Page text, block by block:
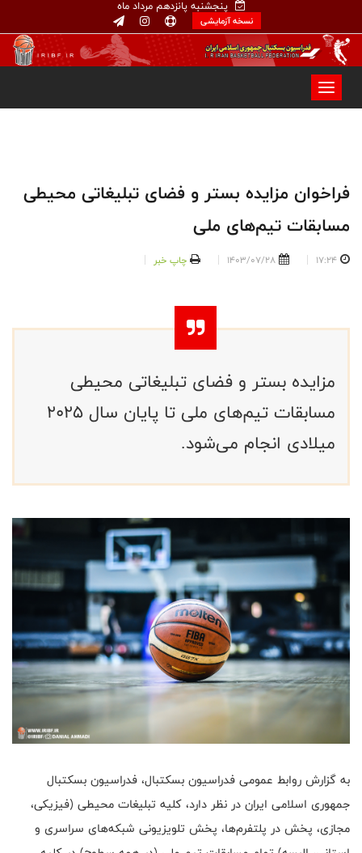
پنجشنبه پانزدهم مرداد ماه
نسخه آزمایشی
فراخوان مزایده بستر و فضای تبلیغاتی محیطی
مسابقات تیم‌های ملی
17:24
1403/07/28 چاپ خبر
مزایده بستر و فضای تبلیغاتی محیطی
مسابقات تیم‌های ملی تا پایان سال 2025
میلادی انجام می‌شود.
به گزارش روابط عمومی فدراسیون بسکتبال، فدراسیون بسکتبال
جمهوری اسلامی ایران در نظر دارد، کلیه تبلیغات محیطی (فیزیکی،
مجازی، پخش در پلتفرم‌ها، پخش تلویزیونی شبکه‌های سراسری و